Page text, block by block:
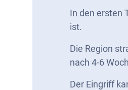
In den ersten
ist.
Die Region
nach 4-6
Der Eingriff